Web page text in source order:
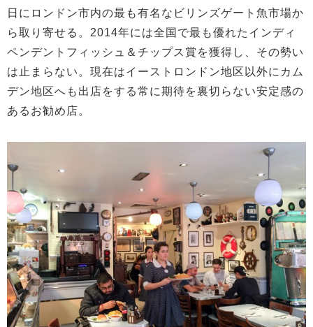
日にロンドン市内の最も有名なビリンズゲート魚市場か
ら取り寄せる。2014年には全国で最も優れたインディ
ペンデントフィッシュ＆チップス賞を獲得し、その勢い
は止まらない。現在はイーストロンドン地区以外にカム
デン地区へも出店をする常に期待を裏切らない安定感の
あるお勧め店。